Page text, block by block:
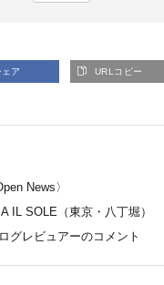
ェア URLコピー
News〉
IL SOLE（東京・八丁堀）
グレビュアーのコメント